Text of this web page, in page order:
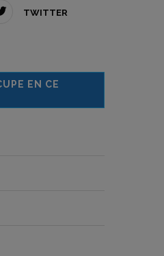
TWITTER
EN CE